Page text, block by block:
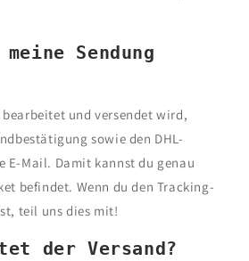
Sendung
und versendet wird,
sowie den DHL-
E-Mail. Damit kannst du genau
befindet. Wenn du den Tracking-
teil uns dies mit!
der Versand?